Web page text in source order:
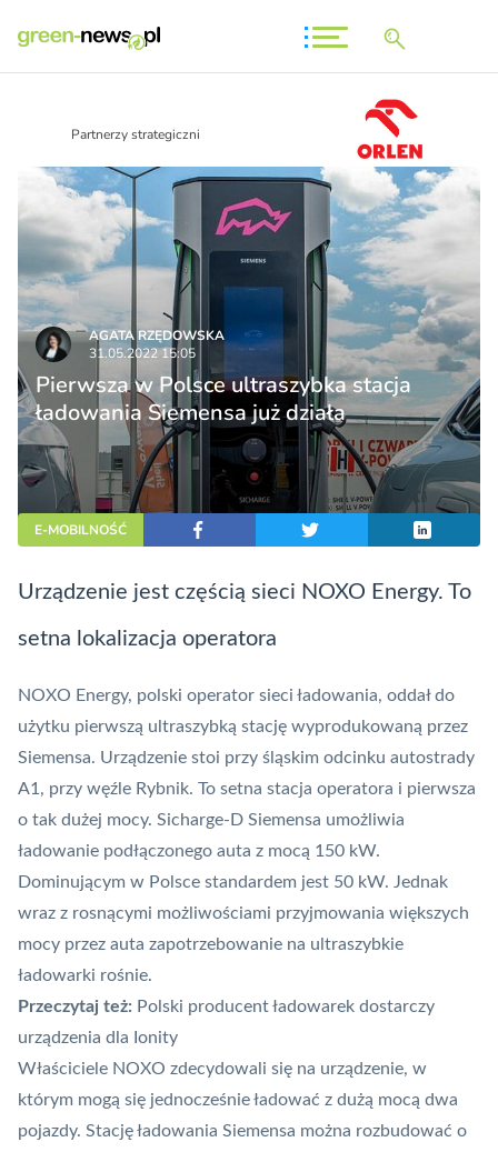
Partnerzy strategiczni
AGATA RZĘDOWSKA
31.05.2022 15:05
Pierwsza w Polsce ultraszybka stacja
ładowania Siemensa już działa
E-MOBILNOŚĆ
Urządzenie jest częścią sieci NOXO Energy. To
setna lokalizacja operatora
NOXO Energy, polski operator sieci ładowania, oddał do
użytku pierwszą ultraszybką stację wyprodukowaną przez
Siemensa. Urządzenie stoi przy śląskim odcinku autostrady
A1, przy węźle Rybnik. To setna stacja operatora i pierwsza
o tak dużej mocy. Sicharge-D Siemensa umożliwia
ładowanie podłączonego auta z mocą 150 kW.
Dominującym w Polsce standardem jest 50 kW. Jednak
wraz z rosnącymi możliwościami przyjmowania większych
mocy przez auta zapotrzebowanie na ultraszybkie
ładowarki rośnie.
Przeczytaj też: Polski producent ładowarek dostarczy
urządzenia dla Ionity
Właściciele NOXO zdecydowali się na urządzenie, w
którym mogą się jednocześnie ładować z dużą mocą dwa
pojazdy. Stację ładowania Siemensa można rozbudować o